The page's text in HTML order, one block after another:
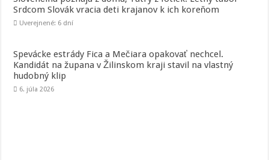
Srdcom Slovák vracia deti krajanov k ich koreňom
Uverejnené: 6 dní
Spevácke estrády Fica a Mečiara opakovať nechcel.
Kandidát na župana v Žilinskom kraji stavil na vlastný
hudobný klip
6. júla 2026